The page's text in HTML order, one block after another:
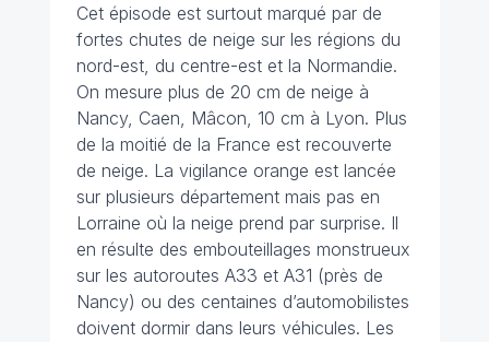
Cet épisode est surtout marqué par de
fortes chutes de neige sur les régions du
nord-est, du centre-est et la Normandie.
On mesure plus de 20 cm de neige à
Nancy, Caen, Mâcon, 10 cm à Lyon. Plus
de la moitié de la France est recouverte
de neige. La vigilance orange est lancée
sur plusieurs département mais pas en
Lorraine où la neige prend par surprise. Il
en résulte des embouteillages monstrueux
sur les autoroutes A33 et A31 (près de
Nancy) ou des centaines d’automobilistes
doivent dormir dans leurs véhicules. Les